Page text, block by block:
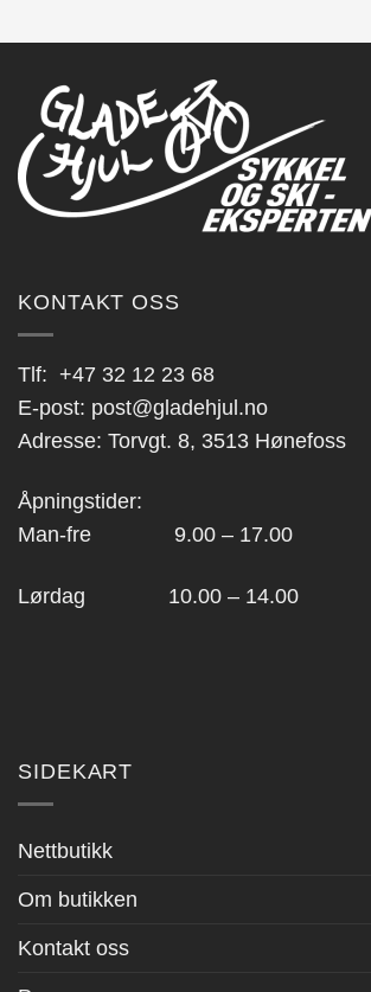
KONTAKT OSS
Tlf: +47 32 12 23 68
E-post: post@gladehjul.no
Adresse: Torvgt. 8, 3513 Hønefoss
Åpningstider:
Man-fre 9.00 – 17.00
Lørdag 10.00 – 14.00
SIDEKART
Nettbutikk
Om butikken
Kontakt oss